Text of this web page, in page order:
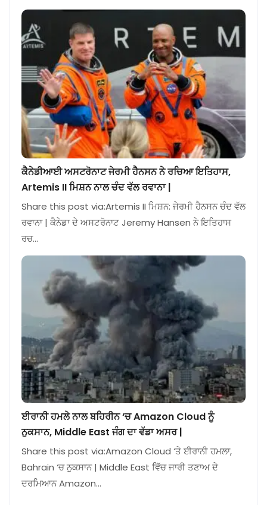
ਕੈਨੇਡੀਆਈ ਅਸਟਰੋਨਾਟ ਜੇਰਮੀ ਹੈਨਸਨ ਨੇ ਰਚਿਆ ਇਤਿਹਾਸ,
Artemis II ਮਿਸ਼ਨ ਨਾਲ ਚੰਦ ਵੱਲ ਰਵਾਨਾ |
Share this post via:Artemis II ਮਿਸ਼ਨ: ਜੇਰਮੀ ਹੈਨਸਨ ਚੰਦ ਵੱਲ
ਰਵਾਨਾ | ਕੈਨੇਡਾ ਦੇ ਅਸਟਰੋਨਾਟ Jeremy Hansen ਨੇ ਇਤਿਹਾਸ
ਰਚ…
ਈਰਾਨੀ ਹਮਲੇ ਨਾਲ ਬਹਿਰੀਨ ‘ਚ Amazon Cloud ਨੂੰ
ਨੁਕਸਾਨ, Middle East ਜੰਗ ਦਾ ਵੱਡਾ ਅਸਰ |
Share this post via:Amazon Cloud ‘ਤੇ ਈਰਾਨੀ ਹਮਲਾ,
Bahrain ‘ਚ ਨੁਕਸਾਨ | Middle East ਵਿੱਚ ਜਾਰੀ ਤਣਾਅ ਦੇ
ਦਰਮਿਆਨ Amazon…